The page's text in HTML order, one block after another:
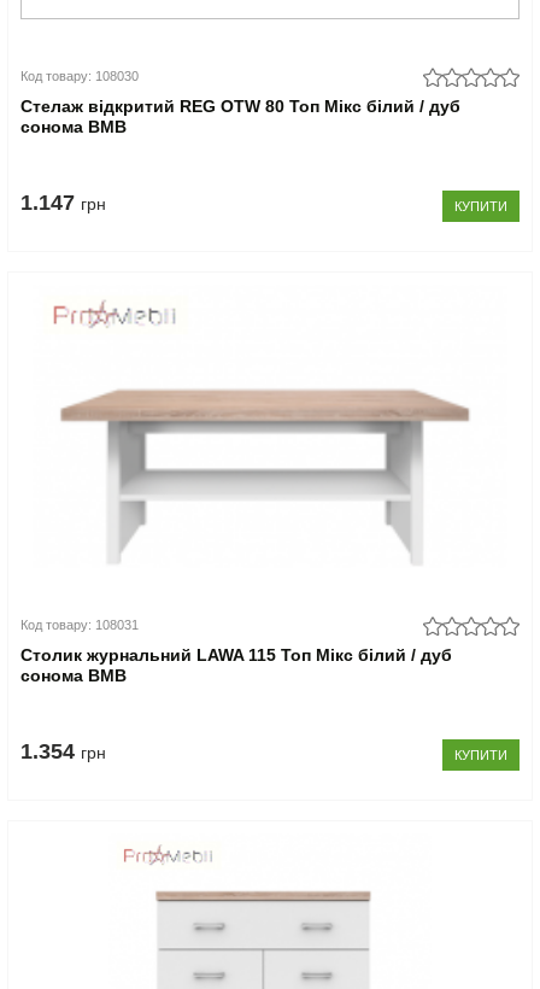
Код товару: 108030
Стелаж відкритий REG OTW 80 Топ Мікс білий / дуб
сонома ВМВ
1.147 грн КУПИТИ
Код товару: 108031
Столик журнальний LAWA 115 Топ Мікс білий / дуб
сонома ВМВ
1.354 грн КУПИТИ